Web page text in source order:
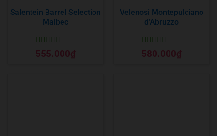
Salentein Barrel Selection
Malbec
Được xếp
hạng55 sao
555.000₫
Velenosi Montepulciano
d’Abruzzo
Được xếp
hạng55 sao
580.000₫